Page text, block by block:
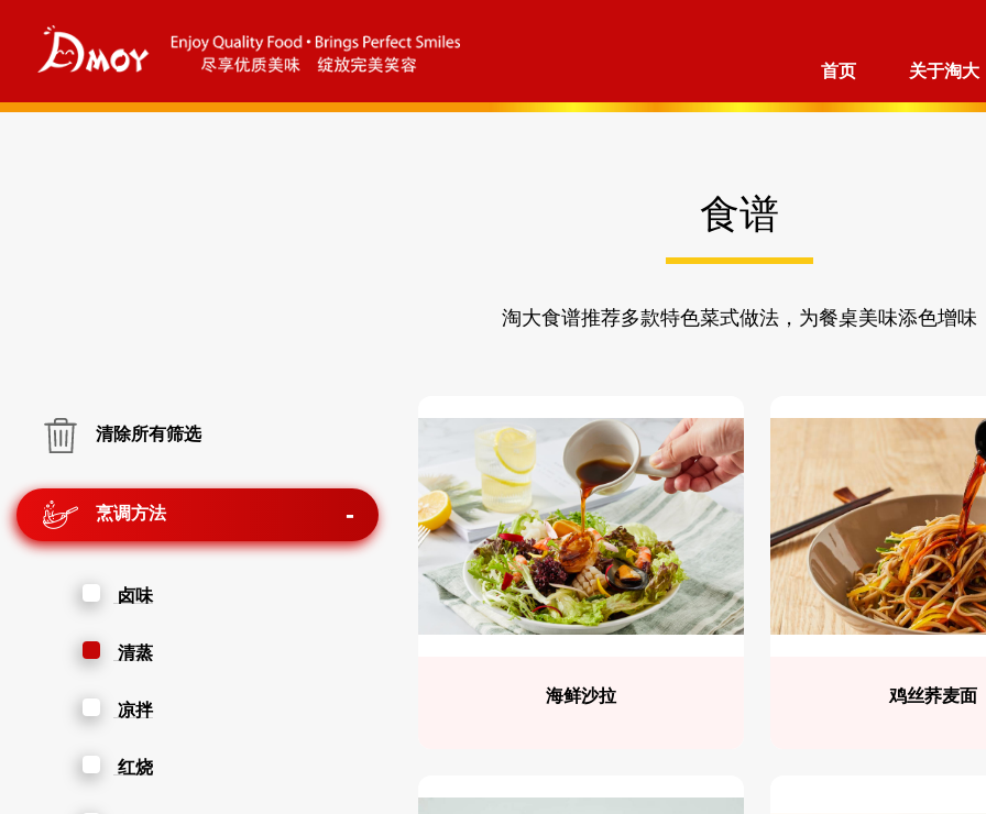
首页 关于淘大
食谱
淘大食谱推荐多款特色菜式做法，为餐桌美味添色增味
清除所有筛选
烹调方法
卤味
清蒸
凉拌
红烧
海鲜沙拉 鸡丝荞麦面